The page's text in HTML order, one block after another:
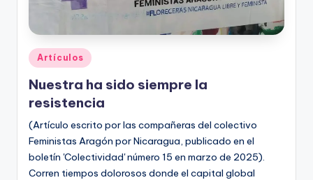
Publicado
en
Artículos
Nuestra ha sido siempre la
resistencia
(Artículo escrito por las compañeras del colectivo
Feministas Aragón por Nicaragua, publicado en el
boletín 'Colectividad' número 15 en marzo de 2025).
Corren tiempos dolorosos donde el capital global